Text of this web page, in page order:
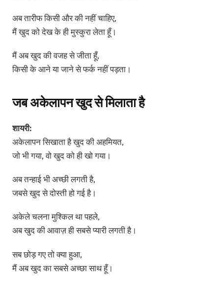
अब तारीफ किसी और की नहीं चाहिए,
मैं खुद को देख के ही मुस्कुरा लेता हूँ।
मैं अब खुद की वजह से जीता हूँ,
किसी के आने या जाने से फर्क नहीं पड़ता।
जब अकेलापन खुद से मिलाता है
शायरी:
अकेलापन सिखाता है खुद की अहमियत,
जो भी गया, वो खुद को ही खो गया।
अब तन्हाई भी अच्छी लगती है,
जबसे खुद से दोस्ती हो गई है।
अकेले चलना मुश्किल था पहले,
अब खुद की आवाज़ ही सबसे प्यारी लगती है।
सब छोड़ गए तो क्या हुआ,
मैं अब खुद का सबसे अच्छा साथ हूँ।